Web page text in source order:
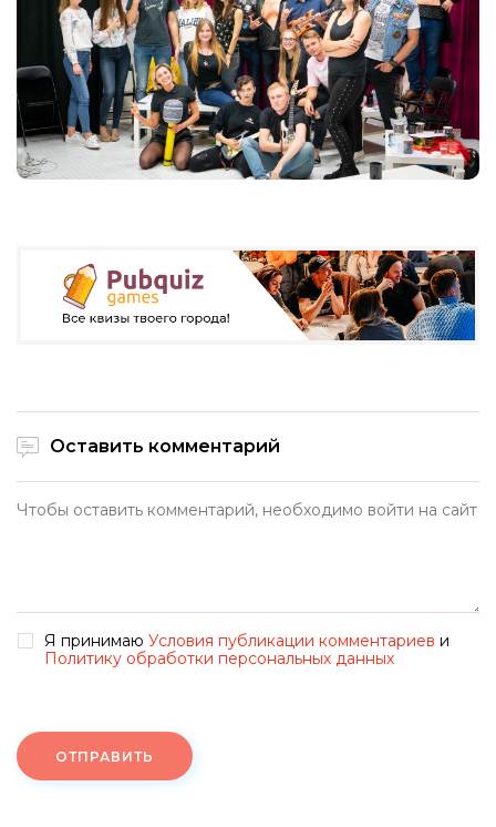
Оставить комментарий
Я принимаю Условия публикации комментариев и
Политику обработки персональных данных
ОТПРАВИТЬ